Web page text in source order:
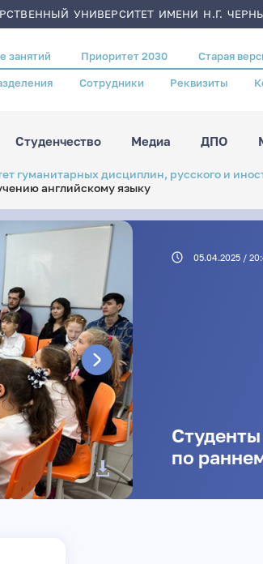
УНИВЕРСИТЕТ ИМЕНИ Н.Г.
занятий Приоритет 2030 Старая
Сотрудники Реквизиты
Студенчество Медиа ДПО
гуманитарных дисциплин, русского и
английскому языку
05.04.2025 /
по